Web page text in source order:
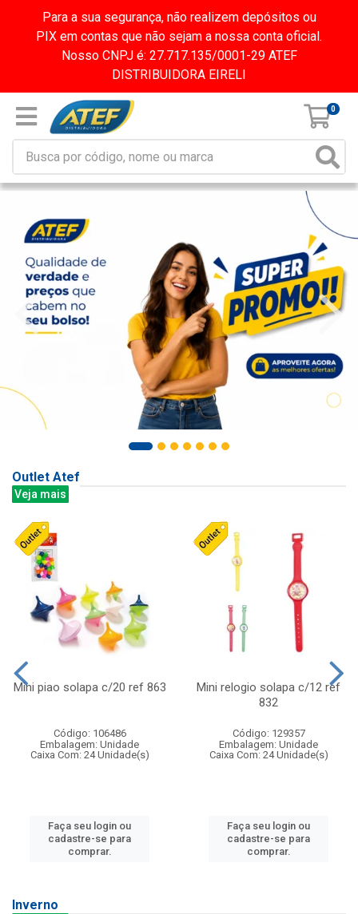
Para a sua segurança, não realizem depósitos ou
PIX em contas que não sejam a nossa conta oficial.
Nosso CNPJ é: 27.717.135/0001-29 ATEF
DISTRIBUIDORA EIRELI
0
Outlet Atef
Veja mais
Mini piao solapa c/20 ref 863
Código: 106486
Embalagem: Unidade
Caixa Com: 24 Unidade(s)
Faça seu login ou
cadastre-se para
comprar.
Mini relogio solapa c/12 ref
832
Código: 129357
Embalagem: Unidade
Caixa Com: 24 Unidade(s)
Faça seu login ou
cadastre-se para
comprar.
Inverno